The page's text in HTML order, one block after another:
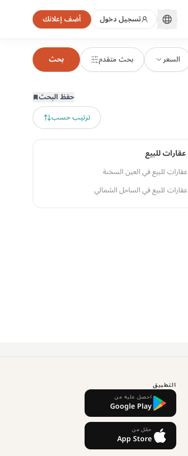
تسجيل دخول أضف إعلانك
السعر بحث متقدم بحث
حفظ البحث
ترتيب حسب
عقارات للبيع
عقارات للبيع في العين السخنة
عقارات للبيع في الساحل الشمالي
التطبيق
احصل عليه من
Google Play
حمّل من
App Store